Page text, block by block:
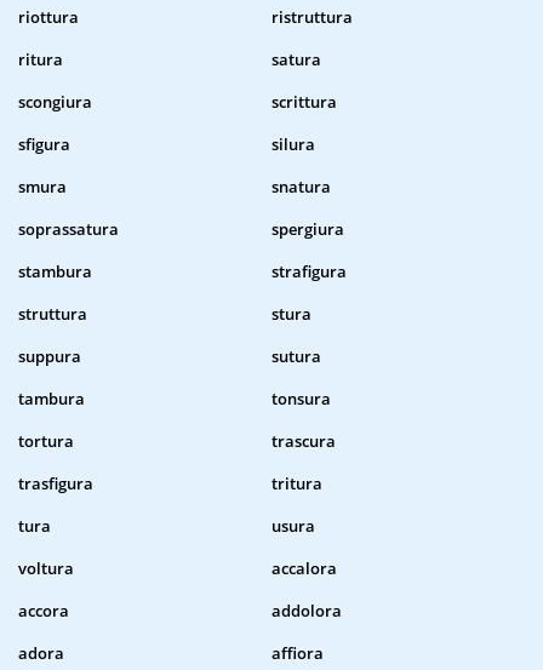
riottura
ristruttura
ritura
satura
scongiura
scrittura
sfigura
silura
smura
snatura
soprassatura
spergiura
stambura
strafigura
struttura
stura
suppura
sutura
tambura
tonsura
tortura
trascura
trasfigura
tritura
tura
usura
voltura
accalora
accora
addolora
adora
affiora